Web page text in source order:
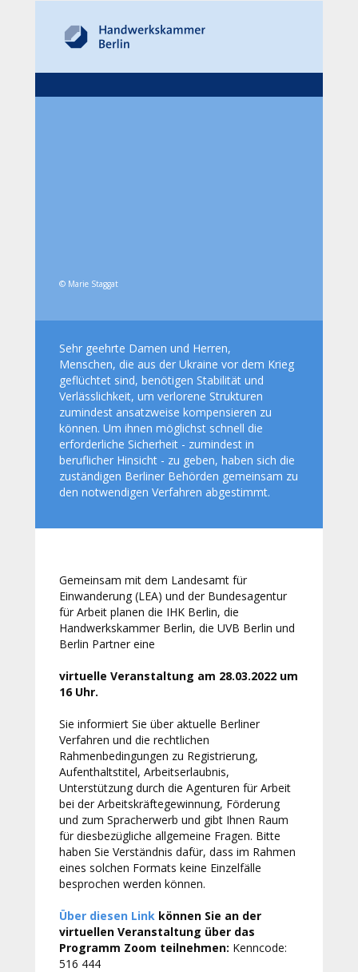
© Marie Staggat
Sehr geehrte Damen und Herren,
Menschen, die aus der Ukraine vor dem Krieg
geflüchtet sind, benötigen Stabilität und
Verlässlichkeit, um verlorene Strukturen
zumindest ansatzweise kompensieren zu
können. Um ihnen möglichst schnell die
erforderliche Sicherheit - zumindest in
beruflicher Hinsicht - zu geben, haben sich die
zuständigen Berliner Behörden gemeinsam zu
den notwendigen Verfahren abgestimmt.
Gemeinsam mit dem Landesamt für
Einwanderung (LEA) und der Bundesagentur
für Arbeit planen die IHK Berlin, die
Handwerkskammer Berlin, die UVB Berlin und
Berlin Partner eine
virtuelle Veranstaltung am 28.03.2022 um
16 Uhr.
Sie informiert Sie über aktuelle Berliner
Verfahren und die rechtlichen
Rahmenbedingungen zu Registrierung,
Aufenthaltstitel, Arbeitserlaubnis,
Unterstützung durch die Agenturen für Arbeit
bei der Arbeitskräftegewinnung, Förderung
und zum Spracherwerb und gibt Ihnen Raum
für diesbezügliche allgemeine Fragen. Bitte
haben Sie Verständnis dafür, dass im Rahmen
eines solchen Formats keine Einzelfälle
besprochen werden können.
Über diesen Link können Sie an der
virtuellen Veranstaltung über das
Programm Zoom teilnehmen: Kenncode:
516 444